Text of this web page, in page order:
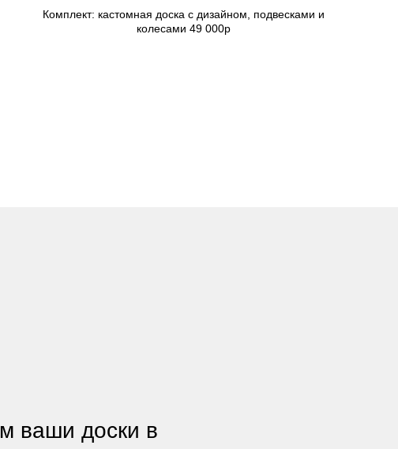
Комплект: кастомная доска с дизайном, подвесками и
колесами 49 000р
ваши доски в